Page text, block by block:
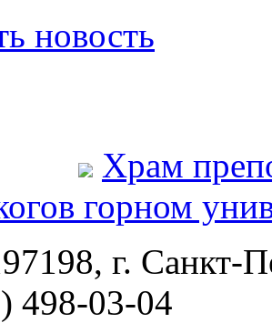
новость
Храм
в горном
г. Санкт-
498-03-04